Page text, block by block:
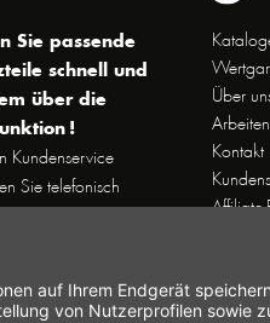
Sie passende
schnell und
über die
!
Kundenservice
Sie telefonisch
65 / 22 25 - 0
Über
Kontakt